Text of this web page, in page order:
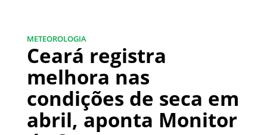
METEOROLOGIA
Ceará registra
melhora nas
condições de seca em
abril, aponta Monitor